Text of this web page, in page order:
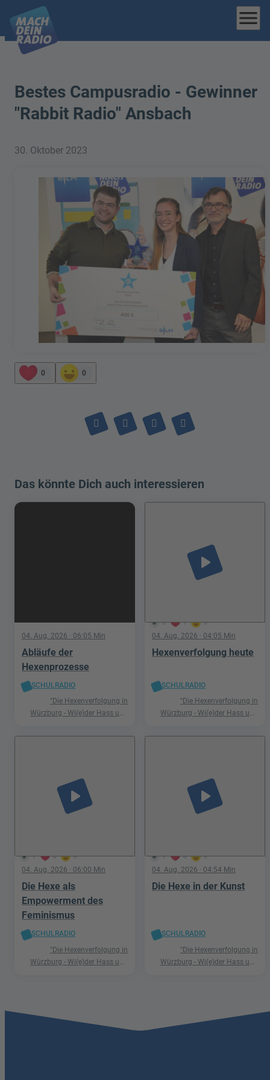
menu
Bestes Campusradio - Gewinner
"Rabbit Radio" Ansbach
30. Oktober 2023
0 0
Das könnte Dich auch interessieren
04. Aug. 2026 · 06:05 Min
Abläufe der
Hexenprozesse
SCHULRADIO
"Die Hexenverfolgung in
Würzburg - Wi(e)der Hass und
5 1 0
play_arrow
04. Aug. 2026 · 04:05 Min
Hexenverfolgung heute
SCHULRADIO
"Die Hexenverfolgung in
Würzburg - Wi(e)der Hass und
1 0 0
play_arrow
04. Aug. 2026 · 06:00 Min
Die Hexe als
Empowerment des
Feminismus
SCHULRADIO
"Die Hexenverfolgung in
Würzburg - Wi(e)der Hass und
1 0 0
play_arrow
04. Aug. 2026 · 04:54 Min
Die Hexe in der Kunst
SCHULRADIO
"Die Hexenverfolgung in
Würzburg - Wi(e)der Hass und